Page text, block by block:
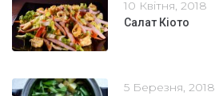
10 Квітня, 2018
Салат Кіото
5 Березня, 2018